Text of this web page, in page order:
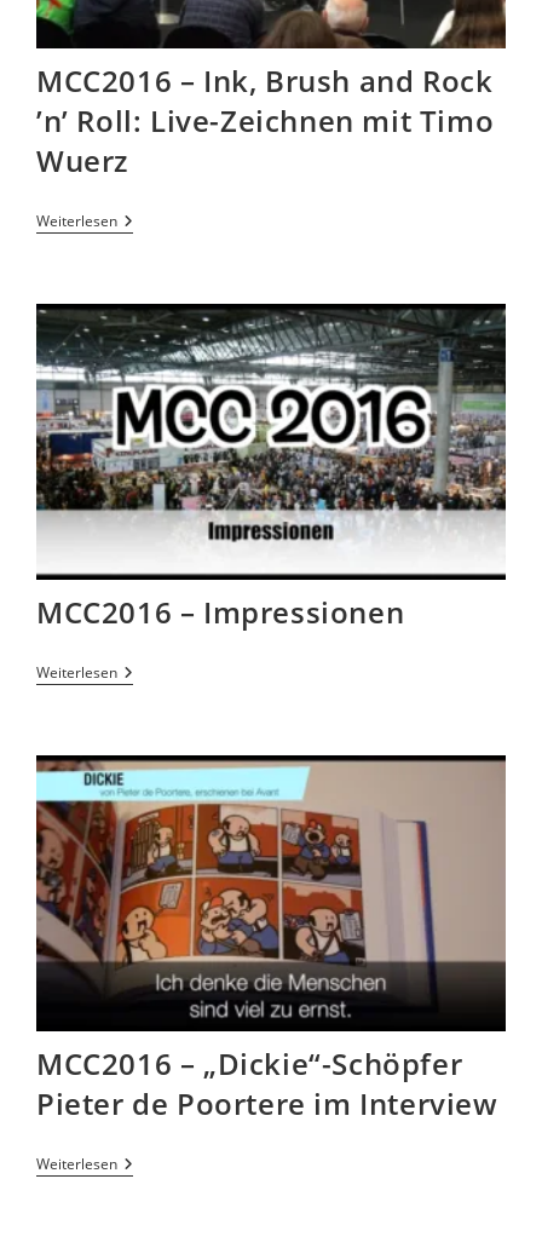
MCC2016 – Ink, Brush and Rock
’n’ Roll: Live-Zeichnen mit Timo
Wuerz
Weiterlesen
MCC2016 – Impressionen
Weiterlesen
MCC2016 – „Dickie“-Schöpfer
Pieter de Poortere im Interview
Weiterlesen